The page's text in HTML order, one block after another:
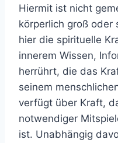
Hiermit ist nicht
körperlich groß
hier die spirituelle
innerem Wissen,
herrührt, die das
seinem
verfügt über Kraft,
notwendiger
ist. Unabhängig